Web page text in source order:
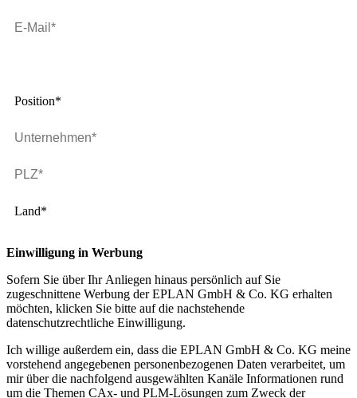
Position*
Land*
Einwilligung in Werbung
Sofern Sie über Ihr Anliegen hinaus persönlich auf Sie
zugeschnittene Werbung der EPLAN GmbH & Co. KG erhalten
möchten, klicken Sie bitte auf die nachstehende
datenschutzrechtliche Einwilligung.
Ich willige außerdem ein, dass die EPLAN GmbH & Co. KG meine
vorstehend angegebenen personenbezogenen Daten verarbeitet, um
mir über die nachfolgend ausgewählten Kanäle Informationen rund
um die Themen CAx- und PLM-Lösungen zum Zweck der